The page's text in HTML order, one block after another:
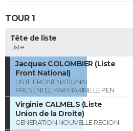
TOUR 1
Tête de liste
Liste
Jacques COLOMBIER (Liste
Front National)
LISTE FRONT NATIONAL
PRESENTEE PAR MARINE LE PEN
Virginie CALMELS (Liste
Union de la Droite)
GENERATION NOUVELLE REGION